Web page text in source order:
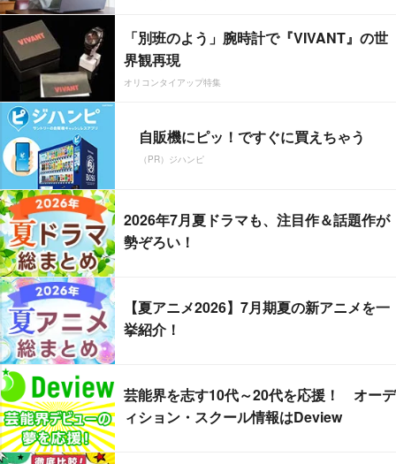
「別班のよう」腕時計で『VIVANT』の世
界観再現
オリコンタイアップ特集
自販機にピッ！ですぐに買えちゃう
（PR）ジハンピ
2026年7月夏ドラマも、注目作＆話題作が
勢ぞろい！
【夏アニメ2026】7月期夏の新アニメを一
挙紹介！
芸能界を志す10代～20代を応援！ オーデ
ィション・スクール情報はDeview